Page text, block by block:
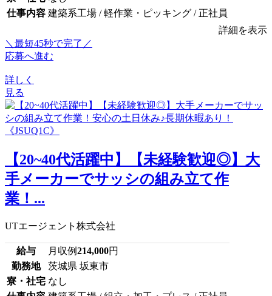
仕事内容 建築系工場 / 軽作業・ピッキング / 正社員
詳細を表示
＼最短45秒で完了／
応募へ進む
詳しく
見る
【20~40代活躍中】【未経験歓迎◎】大
手メーカーでサッシの組み立て作
業！...
UTエージェント株式会社
給与 月収例214,000円
勤務地
茨城県 坂東市
寮・社宅 なし